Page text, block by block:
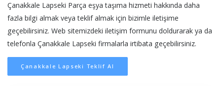
Çanakkale Lapseki Parça eşya taşıma hizmeti hakkında daha
fazla bilgi almak veya teklif almak için bizimle iletişime
geçebilirsiniz. Web sitemizdeki iletişim formunu doldurarak ya da
telefonla Çanakkale Lapseki firmalarla irtibata geçebilirsiniz.
Çanakkale Lapseki Teklif Al